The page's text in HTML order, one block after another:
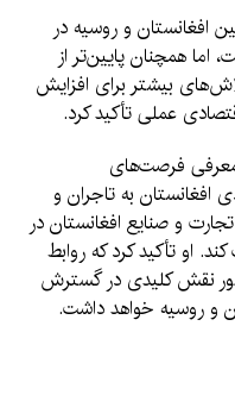
افغانستان و روسیه در
همچنان پایین‌تر از
بیشتر برای افزایش
عملی تأکید کرد.
فرصت‌های
افغانستان به تاجران و
و صنایع افغانستان در
او تأکید کرد که روابط
نقش کلیدی در گسترش
و روسیه خواهد داشت.